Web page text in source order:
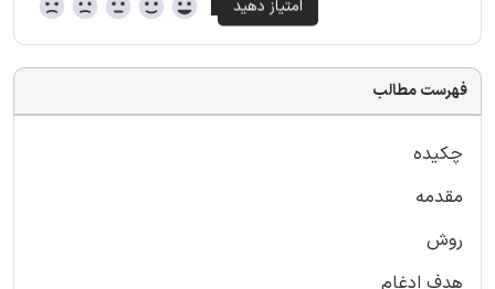
فهرست مطالب
چکیده
مقدمه
روش
هدف ادغام